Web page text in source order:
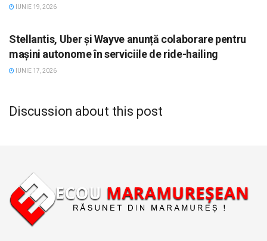
IUNIE 19, 2026
Stellantis, Uber și Wayve anunță colaborare pentru
mașini autonome în serviciile de ride-hailing
IUNIE 17, 2026
Discussion about this post